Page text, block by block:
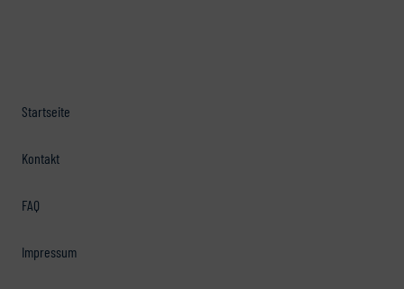
Startseite
Kontakt
FAQ
Impressum